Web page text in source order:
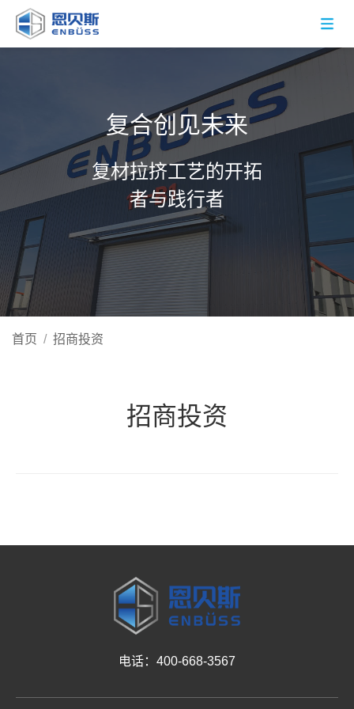
复合创见未来
复材拉挤工艺的开拓
者与践行者
首页 / 招商投资
招商投资
电话：400-668-3567